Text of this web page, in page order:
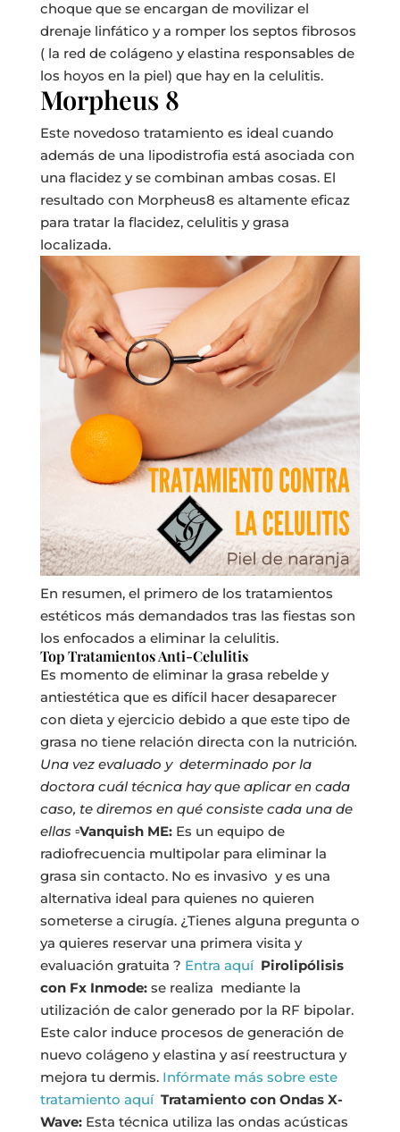
choque que se encargan de movilizar el
drenaje linfático y a romper los septos fibrosos
( la red de colágeno y elastina responsables de
los hoyos en la piel) que hay en la celulitis.
Morpheus 8
Este novedoso tratamiento es ideal cuando
además de una lipodistrofia está asociada con
una flacidez y se combinan ambas cosas. El
resultado con Morpheus8 es altamente eficaz
para tratar la flacidez, celulitis y grasa
localizada.
En resumen, el primero de los tratamientos
estéticos más demandados tras las fiestas son
los enfocados a eliminar la celulitis.
Top Tratamientos Anti-Celulitis
Es momento de eliminar la grasa rebelde y
antiestética que es difícil hacer desaparecer
con dieta y ejercicio debido a que este tipo de
grasa no tiene relación directa con la nutrición.
Una vez evaluado y determinado por la
doctora cuál técnica hay que aplicar en cada
caso, te diremos en qué consiste cada una de
ellas ▫️Vanquish ME: Es un equipo de
radiofrecuencia multipolar para eliminar la
grasa sin contacto. No es invasivo y es una
alternativa ideal para quienes no quieren
someterse a cirugía. ¿Tienes alguna pregunta o
ya quieres reservar una primera visita y
evaluación gratuita ? Entra aquí Pirolipólisis
con Fx Inmode:se realiza mediante la
utilización de calor generado por la RF bipolar.
Este calor induce procesos de generación de
nuevo colágeno y elastina y así reestructura y
mejora tu dermis. Infórmate más sobre este
tratamiento aquí Tratamiento con Ondas X-
Wave:Esta técnica utiliza las ondas acústicas